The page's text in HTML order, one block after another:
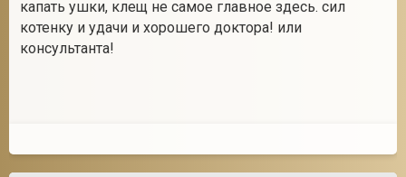
капать ушки, клещ не самое главное здесь. сил
котенку и удачи и хорошего доктора! или
консультанта!